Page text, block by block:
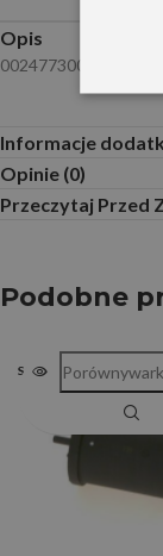
Opis
0024773001
Informacje
Opinie (0)
Przeczytaj Przed
Podobne
SOLD OUT